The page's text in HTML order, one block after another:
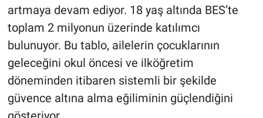
artmaya devam ediyor. 18 yaş altında BES’te
toplam 2 milyonun üzerinde katılımcı
bulunuyor. Bu tablo, ailelerin çocuklarının
geleceğini okul öncesi ve ilköğretim
döneminden itibaren sistemli bir şekilde
güvence altına alma eğiliminin güçlendiğini